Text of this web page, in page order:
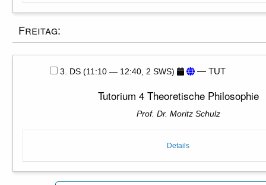
Freitag:
3. DS (11:10 — 12:40, 2 SWS) — TUT
Tutorium 4 Theoretische Philosophie
Prof. Dr. Moritz Schulz
Details